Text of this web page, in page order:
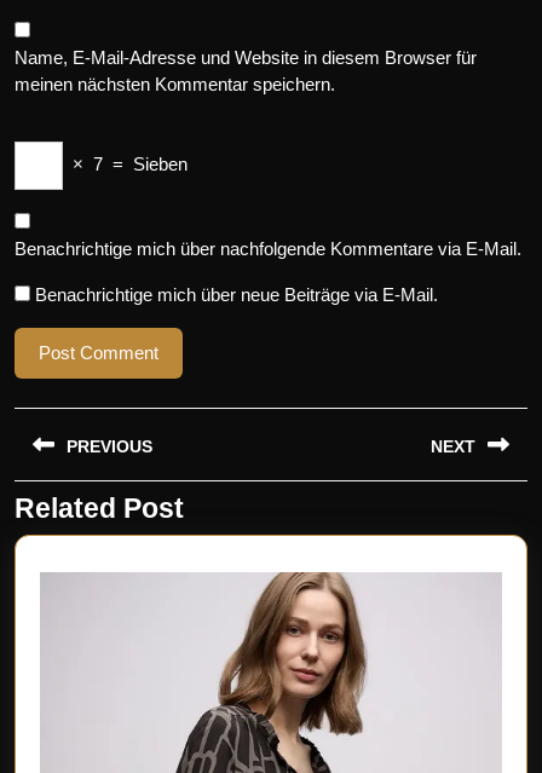
Name, E-Mail-Adresse und Website in diesem Browser für
meinen nächsten Kommentar speichern.
× 7 = Sieben
Benachrichtige mich über nachfolgende Kommentare via E-Mail.
Benachrichtige mich über neue Beiträge via E-Mail.
Beitragsnavigation
PREVIOUS
Previous
post:
NEXT
post:
Related Post